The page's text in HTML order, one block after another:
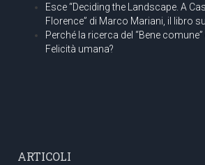
Esce “Deciding the Landscape. A
Florence” di Marco Mariani, il libro
Perché la ricerca del “Bene
Felicità umana?
ARTICOLI